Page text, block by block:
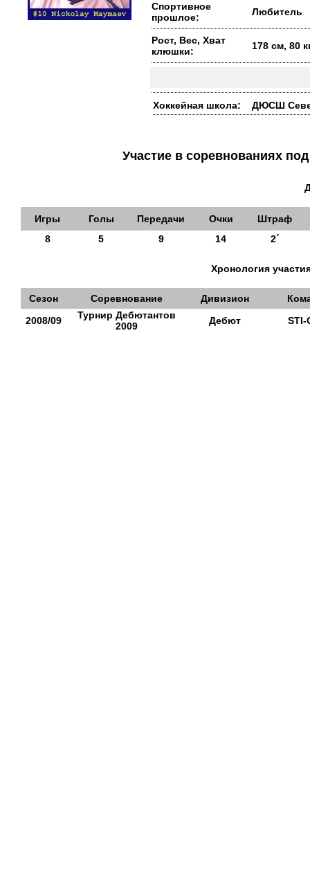
Спортивное
прошлое:
Любитель
Рост, Вес, Хват
клюшки:
178 см, 80
Хоккейная школа: ДЮСШ
Участие в соревнованиях
Игры Голы Передачи Очки
Штраф
8
5 9 14 2´
Хронология
Сезон Соревнование Дивизион
2008/09
Турнир Дебютантов
2009
Дебют STI-